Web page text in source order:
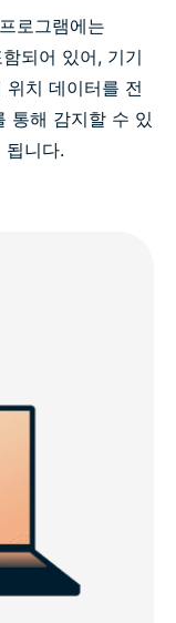
로그램에는
되어 있어, 기기
치 데이터를 전
통해 감지할 수 있
됩니다.